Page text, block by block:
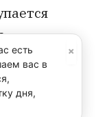
×
есть
вас в
дня,